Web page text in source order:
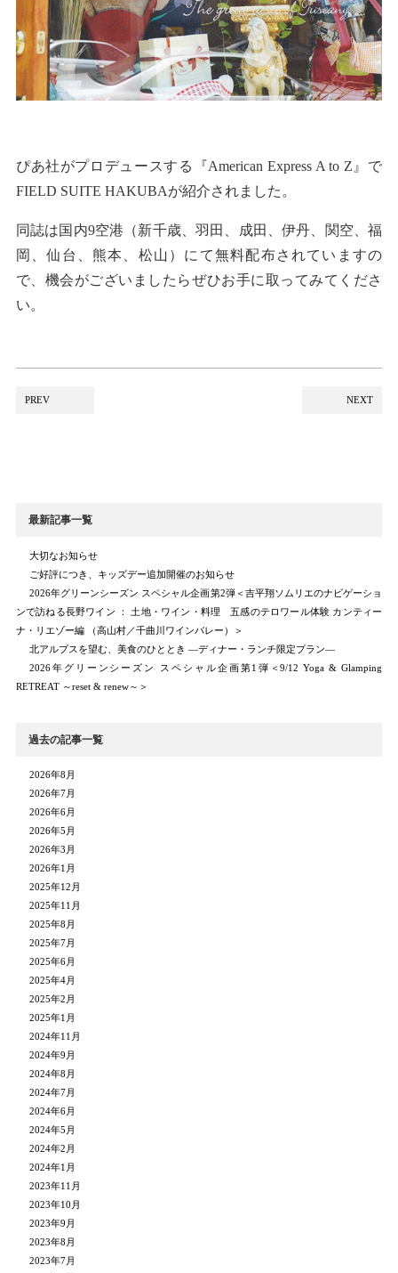
ぴあ社がプロデュースする『American Express A to Z』で
FIELD SUITE HAKUBAが紹介されました。
同誌は国内9空港（新千歳、羽田、成田、伊丹、関空、福
岡、仙台、熊本、松山）にて無料配布されていますの
で、機会がございましたらぜひお手に取ってみてくださ
い。
PREV NEXT
最新記事一覧
大切なお知らせ
ご好評につき、キッズデー追加開催のお知らせ
2026年グリーンシーズン スペシャル企画第2弾＜吉平翔ソムリエのナビゲーショ
ンで訪ねる長野ワイン ： 土地・ワイン・料理 五感のテロワール体験 カンティー
ナ・リエゾー編 （高山村／千曲川ワインバレー）＞
北アルプスを望む、美食のひととき ―ディナー・ランチ限定プラン―
2026年グリーンシーズン スペシャル企画第1弾＜9/12 Yoga & Glamping
RETREAT ～reset & renew～＞
過去の記事一覧
2026年8月
2026年7月
2026年6月
2026年5月
2026年3月
2026年1月
2025年12月
2025年11月
2025年8月
2025年7月
2025年6月
2025年4月
2025年2月
2025年1月
2024年11月
2024年9月
2024年8月
2024年7月
2024年6月
2024年5月
2024年2月
2024年1月
2023年11月
2023年10月
2023年9月
2023年8月
2023年7月